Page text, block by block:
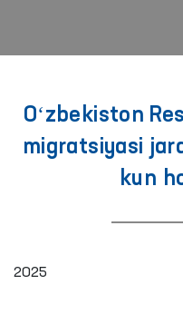
Oʻzbekiston
migratsiyasi
kun
2025